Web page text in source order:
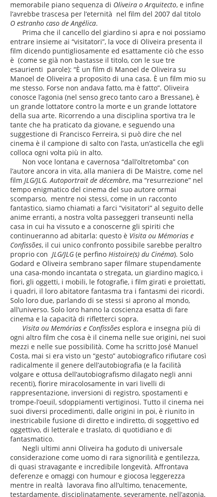
memorabile piano sequenza di Oliveira o Arquitecto, e infine
l’avrebbe trascesa per l’eternità nel film del 2007 dal titolo
O estranho caso de Angélica.
Prima che il cancello del giardino si apra e noi possiamo
entrare insieme ai “visitatori”, la voce di Oliveira presenta il
film dicendo puntigliosamente ed esattamente ciò che esso
è (come se già non bastasse il titolo, con le sue tre
esaurienti parole): “È un film di Manoel de Oliveira su
Manoel de Oliveira a proposito di una casa. È un film mio su
me stesso. Forse non andava fatto, ma è fatto”. Oliveira
conosce l’agonia (nel senso greco tanto caro a Bressane), è
un grande lottatore contro la morte e un grande lottatore
della sua arte. Ricorrendo a una disciplina sportiva tra le
tante che ha praticato da giovane, e seguendo una
suggestione di Francisco Ferreira, si può dire che nel
cinema è il campione di salto con l’asta, un’asticella che egli
colloca ogni volta più in alto.
Non voce lontana e cavernosa “dall’oltretomba” con
l’autore ancora in vita, alla maniera di De Maistre, come nel
filmJLG/JLG. Autoportrait de décembre, ma “resurrezione” nel
tempo enigmatico del cinema del suo autore ormai
scomparso, mentre noi stessi, come in un racconto
fantastico, siamo chiamati a farci “visitatori” al seguito delle
anime erranti, a nostra volta passeggeri transeunti nella
casa in cui ha vissuto e a conoscerne gli spiriti che
continueranno ad abitarla: questo è Visita ou Mémorias e
Confissões, il cui unico confronto possibile sarebbe peraltro
proprio conJLG/JLG (e perfinoHistoire(s) du Cinéma). Solo
Godard e Oliveira sembrano saper filmare stupendamente
una casa-mondo incantata o stregata, un giardino magico, i
fiori, gli oggetti, i mobili, le fotografie, i film girati e proiettati,
i quadri, il loro abitatore fantasma tra i fantasmi dei ricordi.
Solo loro due, parlando di se stessi si aprono al mondo,
all’universo. Solo loro hanno la coscienza esatta di fare
cinema e la capacità di rifletterci sopra.
Visita ou Memórias e Confissões esplora e insegna più di
ogni altro film che cosa è il cinema nelle sue origini, nei suoi
mezzi e nelle sue possibilità. Come ha scritto José Manuel
Costa, mai si era visto un “gesto” autobiografico rifiutare così
radicalmente il genere dell’autobiografia (e la facilità
volgare e ottusa dell’autobiografismo dilagato negli anni
recenti), fiorire miracolosamente in vari livelli di
rappresentazione, inversioni di registro, spostamenti e
trompe-l’oeuil, sdoppiamenti vertiginosi. Tutto il cinema nei
suoi diversi procedimenti, dalle origini in poi, è riunito in
inestricabile fusione di diretto e indiretto, di soggettivo ed
oggettivo, di letterale e traslato, di quotidiano e di
fantasmatico.
Negli ultimi anni Oliveira ha goduto di universale
considerazione come uomo di rara signorilità e gentilezza,
di quasi stravagante e incredibile longevità. Affrontava
deferenze e omaggi con humour e giocosa leggerezza
mentre in realtà lavorava fino all’ultimo, tenacemente,
testardamente, disciplinatamente, severamente, nell’agonia,